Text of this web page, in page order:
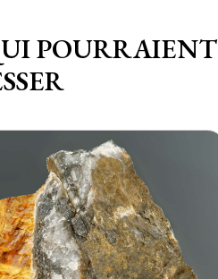
POURRAIENT